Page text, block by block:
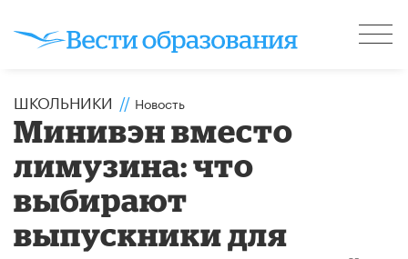
ШКОЛЬНИКИ // Новость
Минивэн вместо
лимузина: что
выбирают
выпускники для